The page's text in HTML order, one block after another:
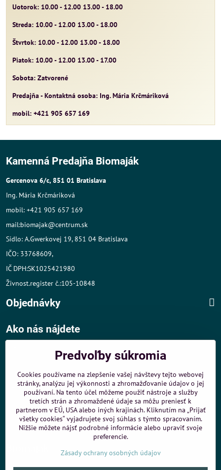
Uotorok: 10.00 - 12.00 13.00 - 18.00
Streda: 10.00 - 12.00 13.00 - 18.00
Štvrtok: 10.00 - 12.00 13.00 - 18.00
Piatok: 10.00 - 12.00 13.00 - 17.00
Sobota: Zatvorené
Predajňa - Kontaktná osoba: Ing. Mária Krčmáriková
mobil: +421 905 657 169
Kamenná Predajňa Biomaják
Gercenova 6/c, 851 01 Bratislava
Ing. Mária Krčmáriková
mobil: +421 905 657 169
mail:biomajak@centrum.sk
Sídlo: A.Gwerkovej 19, 851 04 Bratislava
IČO: 33768609,
IČ DPH:SK1025421980
Živnost.register č.:105-10848
Objednávky
Ako nás nájdete
- v tesnej blízkosti diaľničného obchvatu
- dobré parkovacie možnosti 40 m od predajne
MHD:
- 200 m od zastávky MHD Záporožská - autobusy č. 80 a 88
- 250 m od zastávky MHD ŽST Petržalka - autobus 99
Sme umiestnení uShopMania- Internetové nákupy
Predvoľby súkromia
Cookies používame na zlepšenie vašej návštevy tejto webovej
stránky, analýzu jej výkonnosti a zhromažďovanie údajov o jej
používaní. Na tento účel môžeme použiť nástroje a služby
tretích strán a zhromaždené údaje sa môžu preniesť k
partnerom v EÚ, USA alebo iných krajinách. Kliknutím na „Prijať
všetky cookies“ vyjadrujete svoj súhlas s týmto spracovaním.
Nižšie môžete nájsť podrobné informácie alebo upraviť svoje
preferencie.
Zásady ochrany osobných údajov